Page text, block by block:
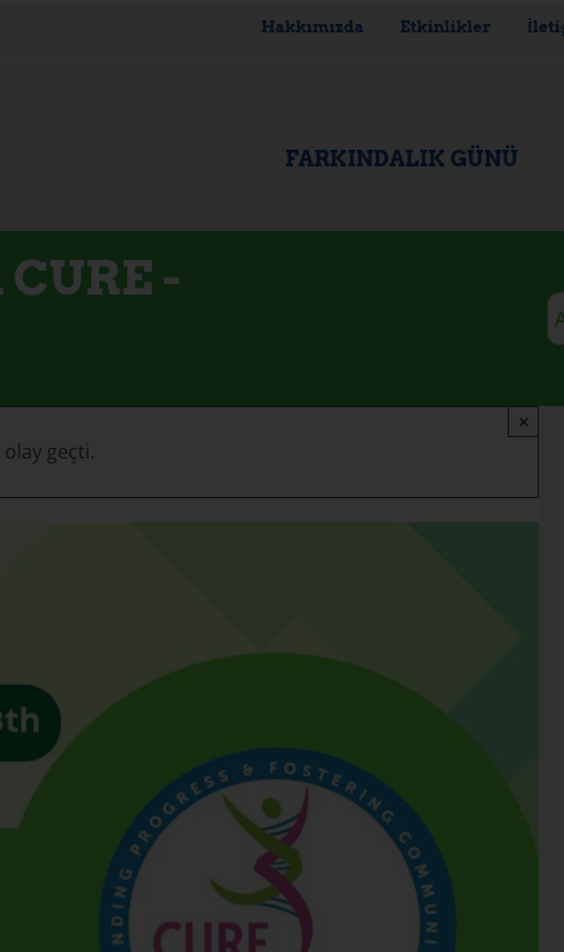
Hakkımızda Etkinlikler
FARKINDALIK GÜNÜ
-
olay geçti.
×